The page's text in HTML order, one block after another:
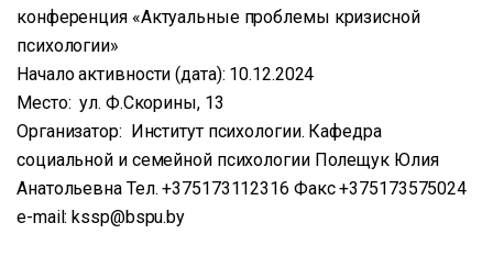
конференция «Актуальные проблемы кризисной
психологии»
Начало активности (дата): 10.12.2024
Место: ул. Ф.Скорины, 13
Организатор: Институт психологии. Кафедра
социальной и семейной психологии Полещук Юлия
Анатольевна Тел. +375173112316 Факс +375173575024
e-mail: kssp@bspu.by